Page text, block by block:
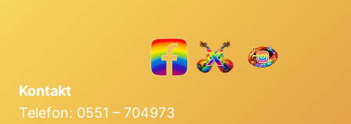
Kontakt
Telefon: 0551 – 704973